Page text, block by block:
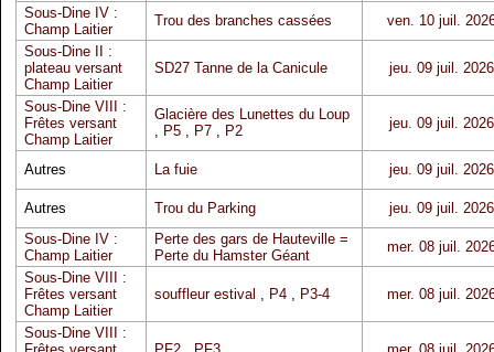
Sous-Dine IV :
Champ Laitier
Trou des branches cassées
ven. 10 juil.
Sous-Dine II :
plateau versant
Champ Laitier
SD27 Tanne de la Canicule jeu. 09 juil. 2026
Sous-Dine VIII :
Frêtes versant
Champ Laitier
Glacière des Lunettes du Loup
, P5, P7, P2 jeu. 09 juil. 2026
Autres La fuie jeu. 09 juil. 2026
Autres Trou du Parking
jeu. 09 juil. 2026
Sous-Dine IV :
Champ Laitier
Perte des gars de Hauteville =
Perte du Hamster Géant
mer. 08 juil.
Sous-Dine VIII :
Frêtes versant
Champ Laitier
souffleur estival , P4, P3-4 mer. 08 juil.
Sous-Dine VIII :